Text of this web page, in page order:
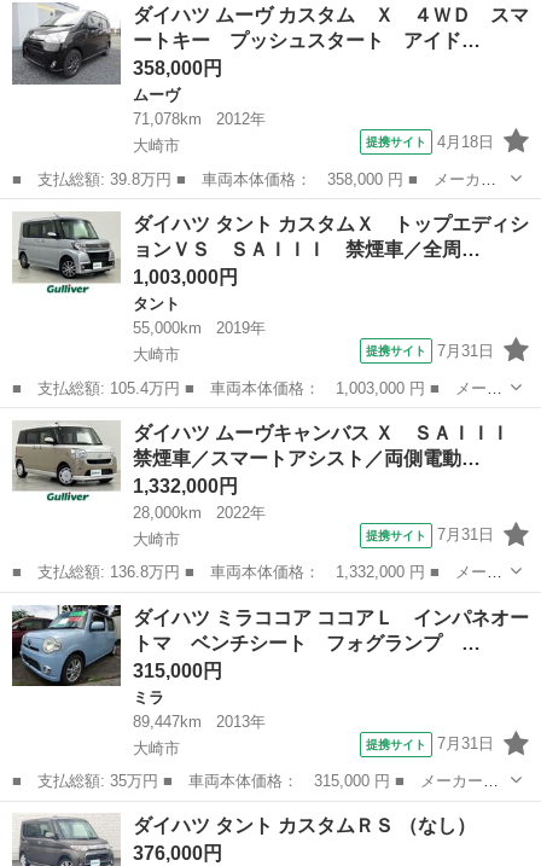
Ｓ ■ 排気量： 660cc ■ ドア枚数： 5D ■ ミッション： イン...
ダイハツ ムーヴ カスタム Ｘ ４ＷＤ スマ
ートキー プッシュスタート アイド…
358,000円
ムーヴ
71,078km
2012年
大崎市
提携サイト 4月18日
■ 支払総額: 39.8万円 ■ 車両本体価格： 358,000 円 ■ メーカー
名： ダイハツ ■ 車種名： ムーヴ ■ グレード名： カスタム
Ｘ ４ＷＤ スマートキー プッシュスタート アイドリングストッ
プ アルミホ...
宮城 大崎市 ムーヴ
ダイハツ タント カスタムＸ トップエディシ
ョンＶＳ ＳＡＩＩＩ 禁煙車／全周…
1,003,000円
タント
55,000km
2019年
大崎市
提携サイト 7月31日
■ 支払総額: 105.4万円 ■ 車両本体価格： 1,003,000 円 ■ メーカ
ー名： ダイハツ ■ 車種名： タント ■ グレード名： カスタム
Ｘ トップエディションＶＳ ＳＡＩＩＩ 禁煙車／全周囲カメラ／
スマアシ...
宮城 大崎市 タント
ダイハツ ムーヴキャンバス Ｘ ＳＡＩＩＩ
禁煙車／スマートアシスト／両側電動…
1,332,000円
28,000km
2022年
大崎市
提携サイト 7月31日
■ 支払総額: 136.8万円 ■ 車両本体価格： 1,332,000 円 ■ メーカ
ー名： ダイハツ ■ 車種名： ムーヴキャンバス ■ グレード
名： Ｘ ＳＡＩＩＩ 禁煙車／スマートアシスト／両側電動ドア／
カロッツェリ...
宮城 大崎市 ダイハツ
ダイハツ ミラココア ココアＬ インパネオー
トマ ベンチシート フォグランプ …
315,000円
ミラ
89,447km
2013年
大崎市
提携サイト 7月31日
■ 支払総額: 35万円 ■ 車両本体価格： 315,000 円 ■ メーカー
名： ダイハツ ■ 車種名： ミラココア ■ グレード名： ココア
Ｌ インパネオートマ ベンチシート フォグランプ アルミホイー
ル エアコン パ...
宮城 大崎市 ミラ
ダイハツ タント カスタムＲＳ （なし）
376,000円